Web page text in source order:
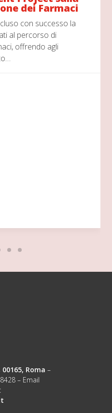
dei Farmaci
con successo la
al percorso di
offrendo agli
Roma –
– Email